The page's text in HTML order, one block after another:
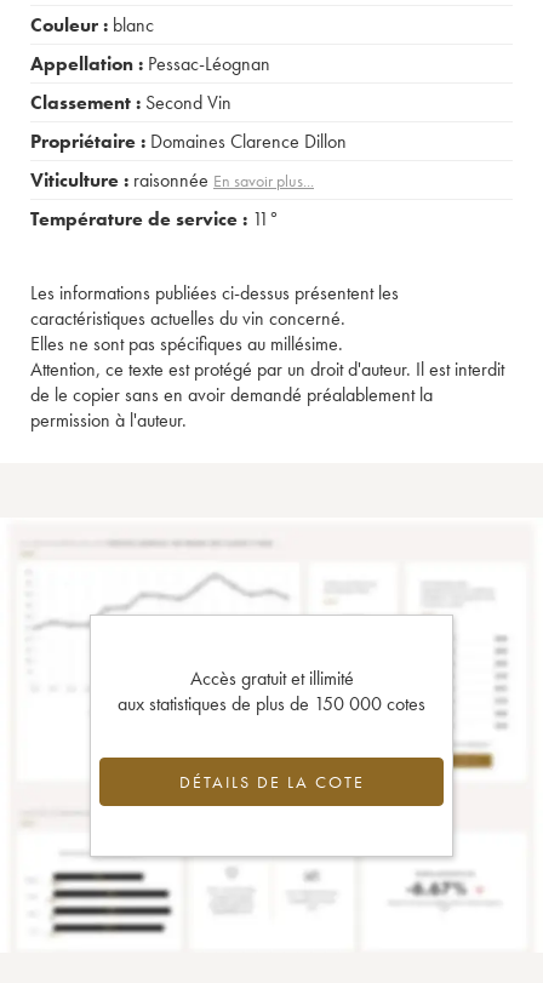
Couleur : blanc
Appellation : Pessac-Léognan
Classement : Second Vin
Propriétaire : Domaines Clarence Dillon
Viticulture : raisonnée En savoir plus...
Température de service : 11°
Les informations publiées ci-dessus présentent les
caractéristiques actuelles du vin concerné.
Elles ne sont pas spécifiques au millésime.
Attention, ce texte est protégé par un droit d'auteur. Il est interdit
de le copier sans en avoir demandé préalablement la
permission à l'auteur.
Accès gratuit et illimité
aux statistiques de plus de 150 000 cotes
DÉTAILS DE LA COTE